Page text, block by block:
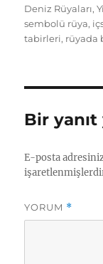
Deniz Rüyaları,
sembolü rüya,
tabirleri, rüyada
Bir yanıt
E-posta
YORUM *